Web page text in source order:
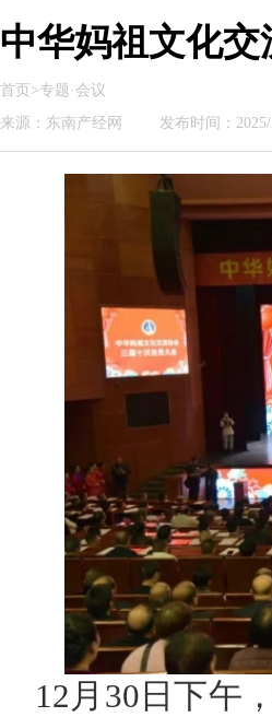
中华妈祖文化
首页>专题·会议
来源：东南产经网
发布时间：2025/
12月30日下午